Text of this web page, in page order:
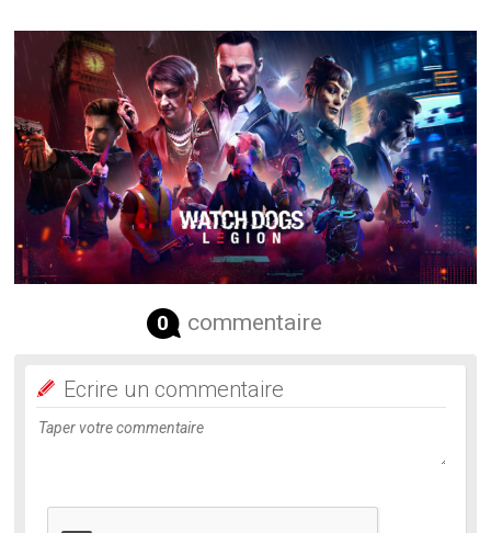
0 commentaire
Ecrire un commentaire